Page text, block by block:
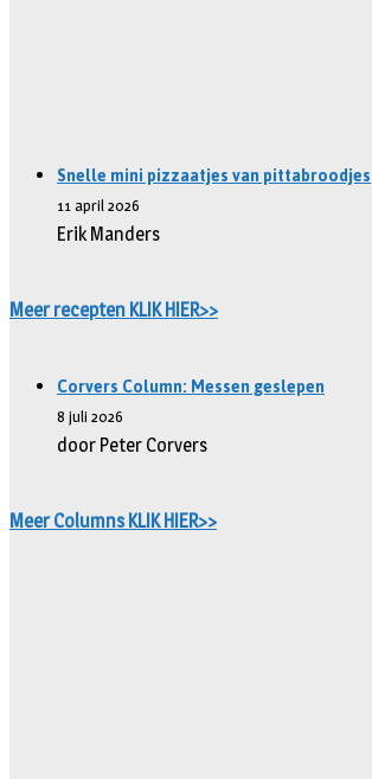
Snelle mini pizzaatjes van pittabroodjes
11 april 2026
Erik Manders
Meer recepten KLIK HIER>>
Corvers Column: Messen geslepen
8 juli 2026
door Peter Corvers
Meer Columns KLIK HIER>>